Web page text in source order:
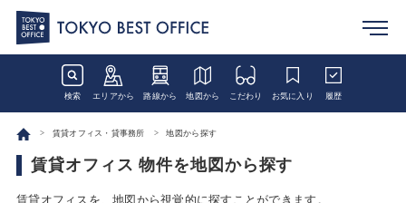
検索 エリアから 路線から 地図から こだわり お気に入り 履歴
賃貸オフィス・貸事務所 地図から探す
賃貸オフィス 物件を地図から探す
賃貸オフィスを、地図から視覚的に探すことができます。